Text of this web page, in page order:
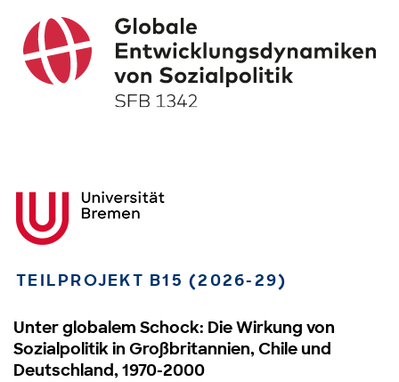
TEILPROJEKT B15 (2026-29)
Unter globalem Schock: Die Wirkung von
Sozialpolitik in Großbritannien, Chile und
Deutschland, 1970-2000